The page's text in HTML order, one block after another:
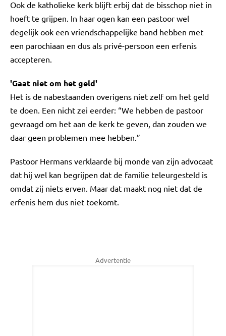
Ook de katholieke kerk blijft erbij dat de bisschop niet in
hoeft te grijpen. In haar ogen kan een pastoor wel
degelijk ook een vriendschappelijke band hebben met
een parochiaan en dus als privé-persoon een erfenis
accepteren.
'Gaat niet om het geld'
Het is de nabestaanden overigens niet zelf om het geld
te doen. Een nicht zei eerder: “We hebben de pastoor
gevraagd om het aan de kerk te geven, dan zouden we
daar geen problemen mee hebben.”
Pastoor Hermans verklaarde bij monde van zijn advocaat
dat hij wel kan begrijpen dat de familie teleurgesteld is
omdat zij niets erven. Maar dat maakt nog niet dat de
erfenis hem dus niet toekomt.
Advertentie